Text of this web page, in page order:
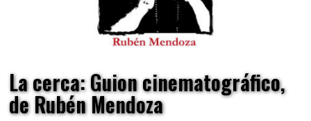
La cerca: Guion cinematográfico,
de Rubén Mendoza